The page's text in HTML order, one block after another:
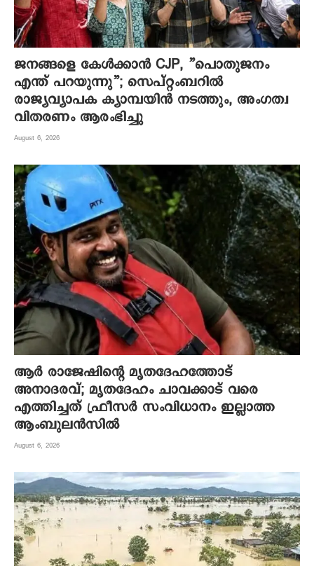
ജനങ്ങളെ കേൾക്കാൻ CJP, ”പൊതുജനം
എന്ത് പറയുന്നു”; സെപ്റ്റംബറിൽ
രാജ്യവ്യാപക ക്യാമ്പയിൻ നടത്തും, അംഗത്വ
വിതരണം ആരംഭിച്ചു
August 6, 2026
ആര്‍ രാജേഷിന്റെ മൃതദേഹത്തോട്
അനാദരവ്; മൃതദേഹം ചാവക്കാട് വരെ
എത്തിച്ചത് ഫ്രീസര്‍ സംവിധാനം ഇല്ലാത്ത
ആംബുലന്‍സില്‍
August 6, 2026